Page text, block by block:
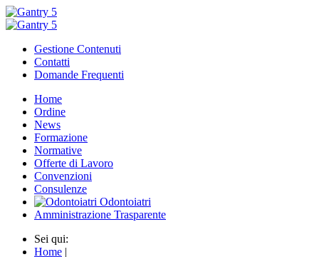
Gestione Contenuti
Contatti
Domande Frequenti
Home
Ordine
News
Formazione
Normative
Offerte di Lavoro
Convenzioni
Consulenze
Odontoiatri
Amministrazione Trasparente
Sei qui:
Home |